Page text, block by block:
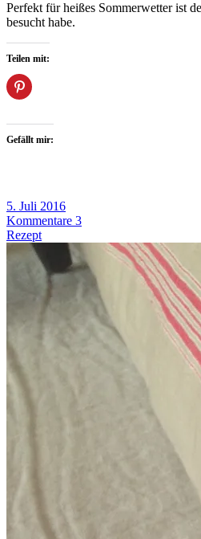
Perfekt für heißes Sommerwetter ist
besucht habe.
Teilen mit:
Gefällt mir:
5. Juli 2016
Kommentare 3
Rezept